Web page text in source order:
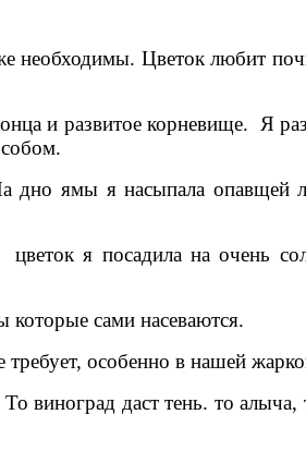
необходимы. Цветок любит
и развитое корневище. Я
дно ямы я насыпала опавщей
я посадила на очень
которые сами насеваются.
особенно в нашей
виноград даст тень. то алыча,